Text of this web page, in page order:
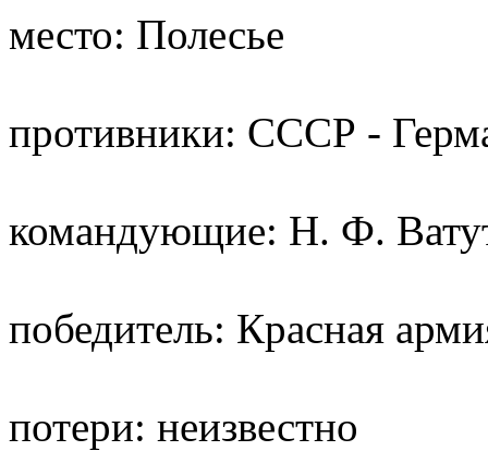
место: Полесье
противники: СССР -
командующие: Н. Ф.
победитель: Красная
потери: неизвестно